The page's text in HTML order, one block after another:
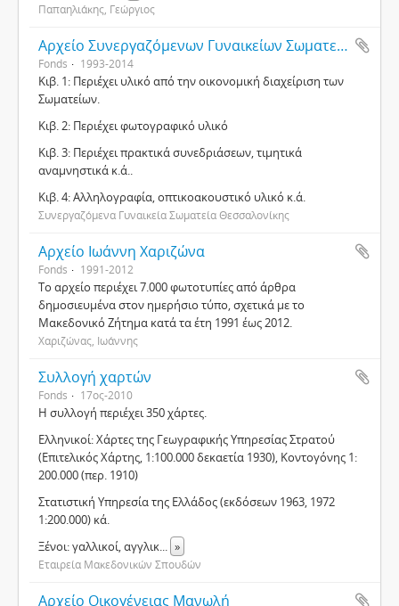
Παπαηλιάκης, Γεώργιος
Αρχείο Συνεργαζόμενων Γυναικείων Σωματείων Θεσσαλονίκης
Fonds 1993-2014
Κιβ. 1: Περιέχει υλικό από την οικονομική διαχείριση των
Σωματείων.
Κιβ. 2: Περιέχει φωτογραφικό υλικό
Κιβ. 3: Περιέχει πρακτικά συνεδριάσεων, τιμητικά
αναμνηστικά κ.ά..
Κιβ. 4: Αλληλογραφία, οπτικοακουστικό υλικό κ.ά.
Συνεργαζόμενα Γυναικεία Σωματεία Θεσσαλονίκης
Αρχείο Ιωάννη Χαριζώνα
Fonds 1991-2012
Το αρχείο περιέχει 7.000 φωτοτυπίες από άρθρα
δημοσιευμένα στον ημερήσιο τύπο, σχετικά με το
Μακεδονικό Ζήτημα κατά τα έτη 1991 έως 2012.
Χαριζώνας, Ιωάννης
Συλλογή χαρτών
Fonds 17ος-2010
Η συλλογή περιέχει 350 χάρτες.
Ελληνικοί: Χάρτες της Γεωγραφικής Υπηρεσίας Στρατού
(Επιτελικός Χάρτης, 1:100.000 δεκαετία 1930), Κοντογόνης 1:
200.000 (περ. 1910)
Στατιστική Υπηρεσία της Ελλάδος (εκδόσεων 1963, 1972
1:200.000) κά.
Ξένοι: γαλλικοί, αγγλικ... »
Εταιρεία Μακεδονικών Σπουδών
Αρχείο Οικογένειας Μανωλή